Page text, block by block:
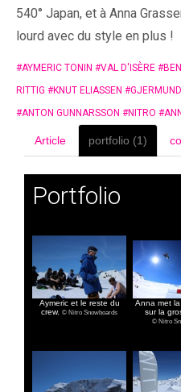
540° Japan, et à Anna
lourd avec du style en plus !
#AYMERIC TONIN #VAL D'ISÈRE #
RITTIG #KNUT ELIASSEN #
#ANTON GUNNARSSON #NITRO #
Article portfolio (1)
Portfolio
Aymeric et le reste du
crew.© Nitro Snowboards
Anna met
sur la
© Nitro